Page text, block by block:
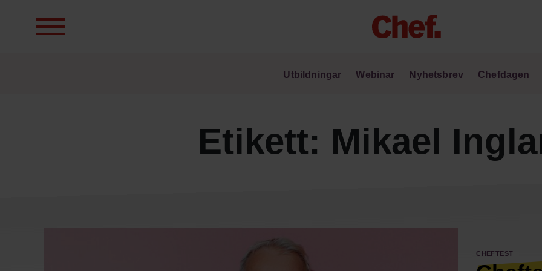
Chefakademin+
Lyft ditt ledarskap med C+
Ledarskapsbiblioteket
Ledarskapstest
Chef GPT – din chefsassistent i
Utbildningar Webinar Nyhetsbrev Chefdagen
Etikett: Mikael
Cheftest